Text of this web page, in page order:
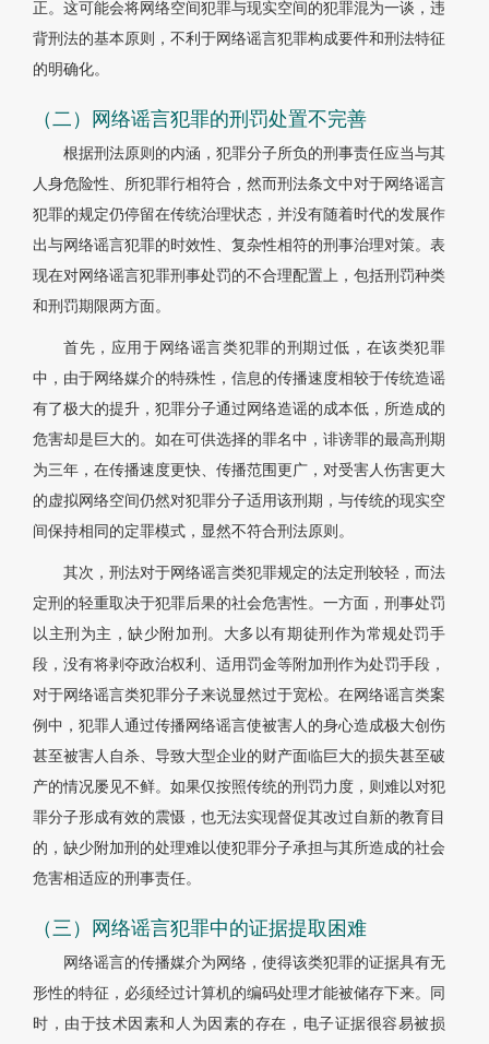
正。这可能会将网络空间犯罪与现实空间的犯罪混为一谈，违
背刑法的基本原则，不利于网络谣言犯罪构成要件和刑法特征
的明确化。
（二）网络谣言犯罪的刑罚处置不完善
根据刑法原则的内涵，犯罪分子所负的刑事责任应当与其
人身危险性、所犯罪行相符合，然而刑法条文中对于网络谣言
犯罪的规定仍停留在传统治理状态，并没有随着时代的发展作
出与网络谣言犯罪的时效性、复杂性相符的刑事治理对策。表
现在对网络谣言犯罪刑事处罚的不合理配置上，包括刑罚种类
和刑罚期限两方面。
首先，应用于网络谣言类犯罪的刑期过低，在该类犯罪
中，由于网络媒介的特殊性，信息的传播速度相较于传统造谣
有了极大的提升，犯罪分子通过网络造谣的成本低，所造成的
危害却是巨大的。如在可供选择的罪名中，诽谤罪的最高刑期
为三年，在传播速度更快、传播范围更广，对受害人伤害更大
的虚拟网络空间仍然对犯罪分子适用该刑期，与传统的现实空
间保持相同的定罪模式，显然不符合刑法原则。
其次，刑法对于网络谣言类犯罪规定的法定刑较轻，而法
定刑的轻重取决于犯罪后果的社会危害性。一方面，刑事处罚
以主刑为主，缺少附加刑。大多以有期徒刑作为常规处罚手
段，没有将剥夺政治权利、适用罚金等附加刑作为处罚手段，
对于网络谣言类犯罪分子来说显然过于宽松。在网络谣言类案
例中，犯罪人通过传播网络谣言使被害人的身心造成极大创伤
甚至被害人自杀、导致大型企业的财产面临巨大的损失甚至破
产的情况屡见不鲜。如果仅按照传统的刑罚力度，则难以对犯
罪分子形成有效的震慑，也无法实现督促其改过自新的教育目
的，缺少附加刑的处理难以使犯罪分子承担与其所造成的社会
危害相适应的刑事责任。
（三）网络谣言犯罪中的证据提取困难
网络谣言的传播媒介为网络，使得该类犯罪的证据具有无
形性的特征，必须经过计算机的编码处理才能被储存下来。同
时，由于技术因素和人为因素的存在，电子证据很容易被损